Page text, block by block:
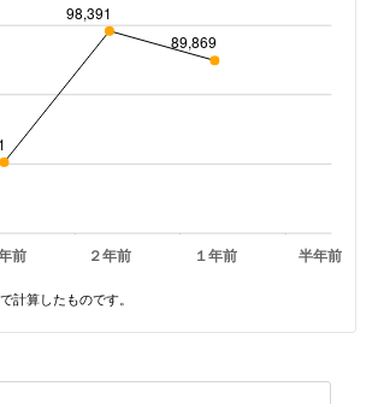
前 ２年前 １年前 半年前
98,391
89,869
計算したものです。